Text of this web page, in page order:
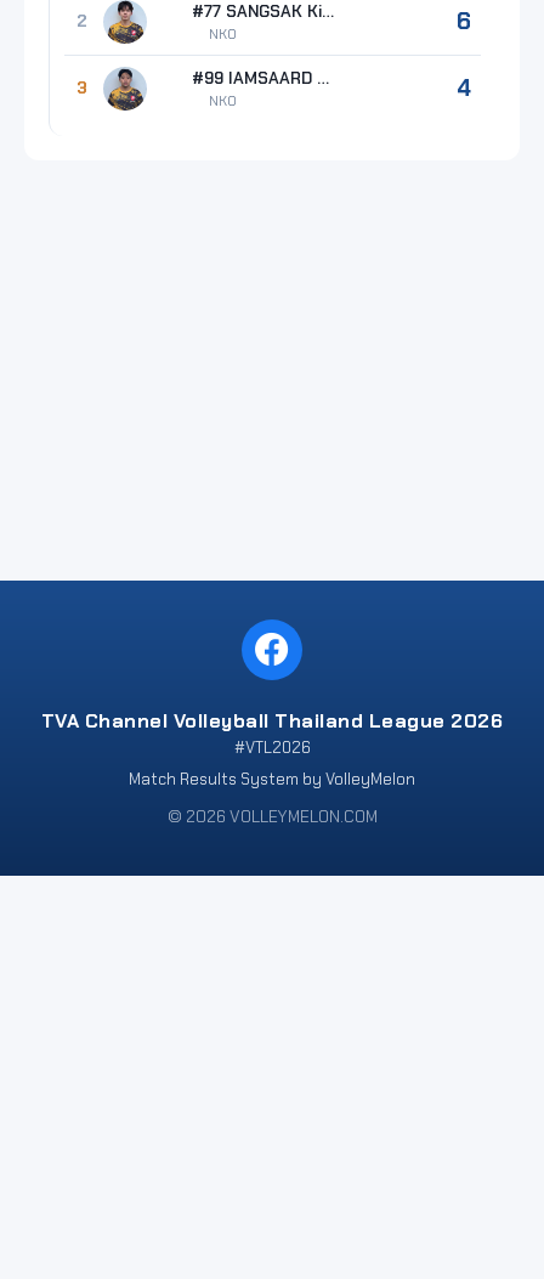
2 #77 SANGSAK Kittipong
NKO 6
3 #99 IAMSAARD Natdanai
NKO 4
TVA Channel Volleyball Thailand League 2026
#VTL2026
Match Results System by VolleyMelon
© 2026 VOLLEYMELON.COM